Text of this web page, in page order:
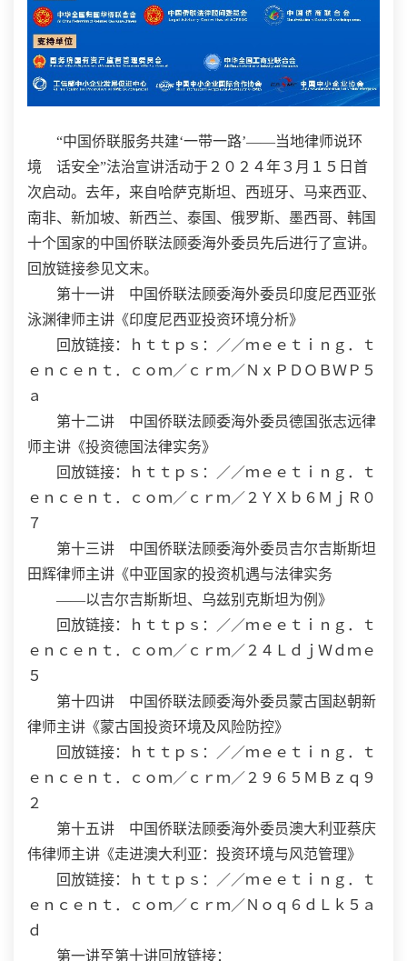
“中国侨联服务共建‘一带一路’——当地律师说环
境 话安全”法治宣讲活动于２０２４年３月１５日首
次启动。去年，来自哈萨克斯坦、西班牙、马来西亚、
南非、新加坡、新西兰、泰国、俄罗斯、墨西哥、韩国
十个国家的中国侨联法顾委海外委员先后进行了宣讲。
回放链接参见文末。
第十一讲 中国侨联法顾委海外委员印度尼西亚张
泳渊律师主讲《印度尼西亚投资环境分析》
回放链接：ｈｔｔｐｓ：／／ｍｅｅｔｉｎｇ．ｔ
ｅｎｃｅｎｔ．ｃｏｍ／ｃｒｍ／ＮｘＰＤＯＢＷＰ５
ａ
第十二讲 中国侨联法顾委海外委员德国张志远律
师主讲《投资德国法律实务》
回放链接：ｈｔｔｐｓ：／／ｍｅｅｔｉｎｇ．ｔ
ｅｎｃｅｎｔ．ｃｏｍ／ｃｒｍ／２ＹＸｂ６ＭｊＲ０
７
第十三讲 中国侨联法顾委海外委员吉尔吉斯斯坦
田辉律师主讲《中亚国家的投资机遇与法律实务
——以吉尔吉斯斯坦、乌兹别克斯坦为例》
回放链接：ｈｔｔｐｓ：／／ｍｅｅｔｉｎｇ．ｔ
ｅｎｃｅｎｔ．ｃｏｍ／ｃｒｍ／２４ＬｄｊＷｄｍｅ
５
第十四讲 中国侨联法顾委海外委员蒙古国赵朝新
律师主讲《蒙古国投资环境及风险防控》
回放链接：ｈｔｔｐｓ：／／ｍｅｅｔｉｎｇ．ｔ
ｅｎｃｅｎｔ．ｃｏｍ／ｃｒｍ／２９６５ＭＢｚｑ９
２
第十五讲 中国侨联法顾委海外委员澳大利亚蔡庆
伟律师主讲《走进澳大利亚：投资环境与风范管理》
回放链接：ｈｔｔｐｓ：／／ｍｅｅｔｉｎｇ．ｔ
ｅｎｃｅｎｔ．ｃｏｍ／ｃｒｍ／Ｎｏｑ６ｄＬｋ５ａ
ｄ
第一讲至第十讲回放链接：